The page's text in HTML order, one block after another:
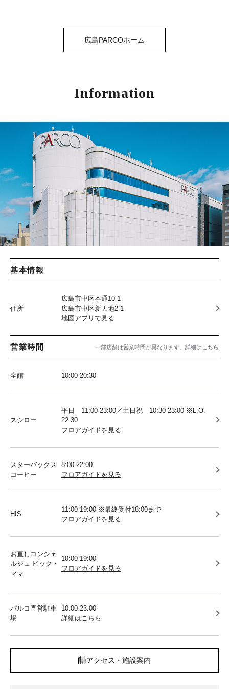
広島PARCOホーム
Information
基本情報
住所
広島市中区本通10-1
広島市中区新天地2-1
地図アプリで見る
営業時間 一部店舗は営業時間が異なります。 詳細はこちら
全館 10:00-20:30
スシロー
平日 11:00-23:00／土日祝 10:30-23:00 ※L.O.
22:30
フロアガイドを見る
スターバックス
コーヒー
8:00-22:00
フロアガイドを見る
HIS
11:00-19:00 ※最終受付18:00まで
フロアガイドを見る
お直しコンシェ
ルジュ ビック・
ママ
10:00-19:00
フロアガイドを見る
パルコ直営駐車
場
10:00-23:00
詳細はこちら
アクセス・施設案内